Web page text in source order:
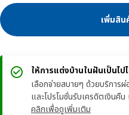
เพิ่มสิน
ให้การแต่งบ้านในฝันเป็นไป
เลือกจ่ายสบายๆ ด้วยบริการ
และโปรโมชั่นรับเครดิตเงินคื
คลิกเพื่อดูเพิ่มเติม